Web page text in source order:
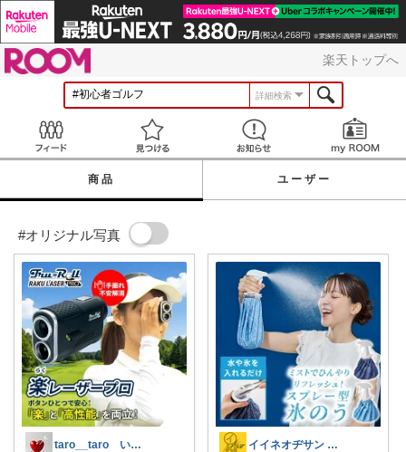
楽天トップへ
詳細検索
見つける お知らせ
商品 ユーザー
#オリジナル写真
taro__taro いらっしゃませ🎶 イイネオヂサン 1/4/5 感謝